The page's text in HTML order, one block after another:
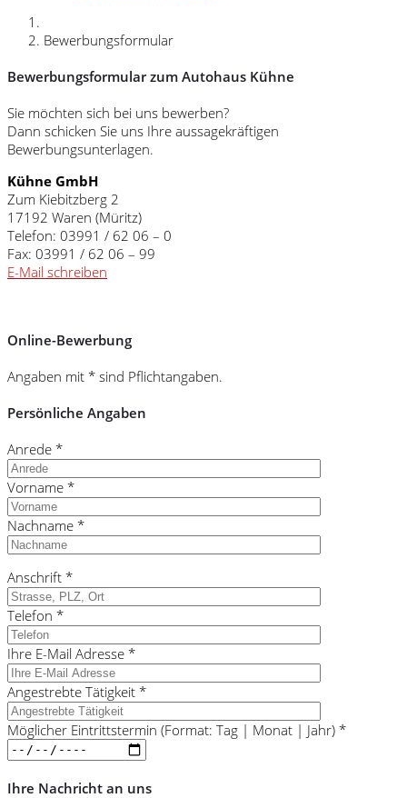
Bewerbungsformular
Bewerbungsformular zum Autohaus Kühne
Sie möchten sich bei uns bewerben?
Dann schicken Sie uns Ihre aussagekräftigen
Bewerbungsunterlagen.
Kühne GmbH
Zum Kiebitzberg 2
17192 Waren (Müritz)
Telefon: 03991 / 62 06 – 0
Fax: 03991 / 62 06 – 99
E-Mail schreiben
Online-Bewerbung
Angaben mit * sind Pflichtangaben.
Persönliche Angaben
Anrede *
Vorname *
Nachname *
Anschrift *
Telefon *
Ihre E-Mail Adresse *
Angestrebte Tätigkeit *
Möglicher Eintrittstermin (Format: Tag | Monat | Jahr) *
Ihre Nachricht an uns